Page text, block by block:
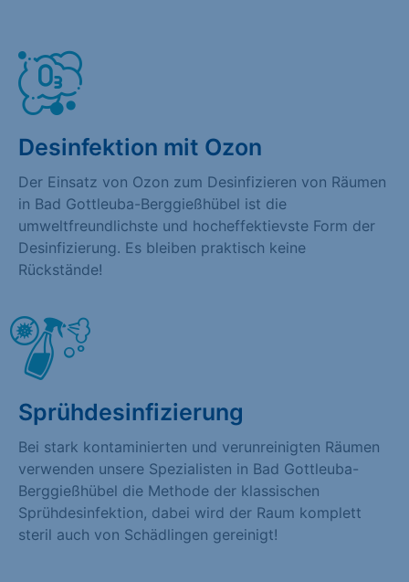
Desinfektion mit Ozon
Der Einsatz von Ozon zum Desinfizieren von Räumen
in Bad Gottleuba-Berggießhübel ist die
umweltfreundlichste und hocheffektievste Form der
Desinfizierung. Es bleiben praktisch keine
Rückstände!
Sprühdesinfizierung
Bei stark kontaminierten und verunreinigten Räumen
verwenden unsere Spezialisten in Bad Gottleuba-
Berggießhübel die Methode der klassischen
Sprühdesinfektion, dabei wird der Raum komplett
steril auch von Schädlingen gereinigt!